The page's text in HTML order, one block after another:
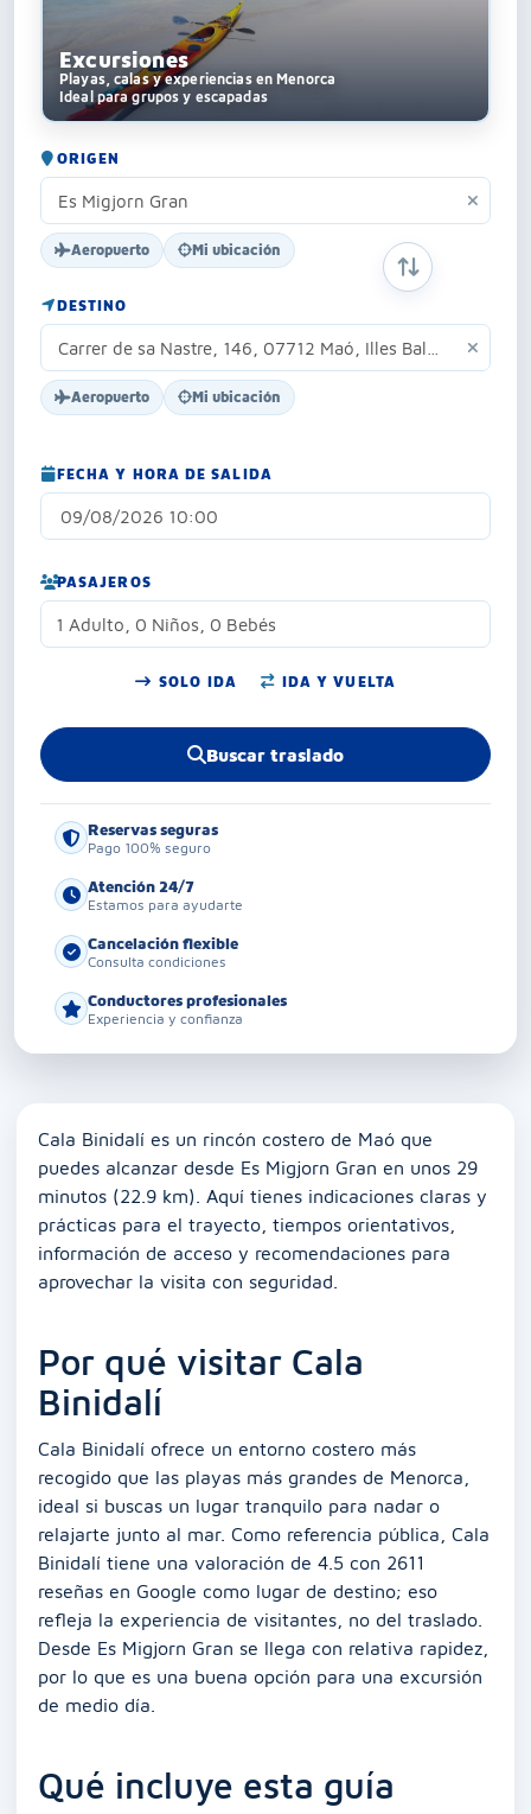
Excursiones
Playas, calas y experiencias en Menorca
Ideal para grupos y escapadas
ORIGEN
Aeropuerto Mi ubicación
DESTINO
Aeropuerto Mi ubicación
FECHA Y HORA DE SALIDA
PASAJEROS
1 Adulto, 0 Niños, 0 Bebés
SOLO IDA IDA Y VUELTA
Buscar traslado
Reservas seguras
Pago 100% seguro
Atención 24/7
Estamos para ayudarte
Cancelación flexible
Consulta condiciones
Conductores profesionales
Experiencia y confianza
Cala Binidalí es un rincón costero de Maó que
puedes alcanzar desde Es Migjorn Gran en unos 29
minutos (22.9 km). Aquí tienes indicaciones claras y
prácticas para el trayecto, tiempos orientativos,
información de acceso y recomendaciones para
aprovechar la visita con seguridad.
Por qué visitar Cala
Binidalí
Cala Binidalí ofrece un entorno costero más
recogido que las playas más grandes de Menorca,
ideal si buscas un lugar tranquilo para nadar o
relajarte junto al mar. Como referencia pública, Cala
Binidalí tiene una valoración de 4.5 con 2611
reseñas en Google como lugar de destino; eso
refleja la experiencia de visitantes, no del traslado.
Desde Es Migjorn Gran se llega con relativa rapidez,
por lo que es una buena opción para una excursión
de medio día.
Qué incluye esta guía